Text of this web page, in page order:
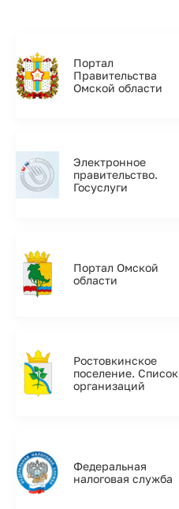
Портал
Правительства
Омской области
Электронное
правительство.
Госуслуги
Портал Омской
области
Ростовкинское
поселение. Список
организаций
Федеральная
налоговая служба